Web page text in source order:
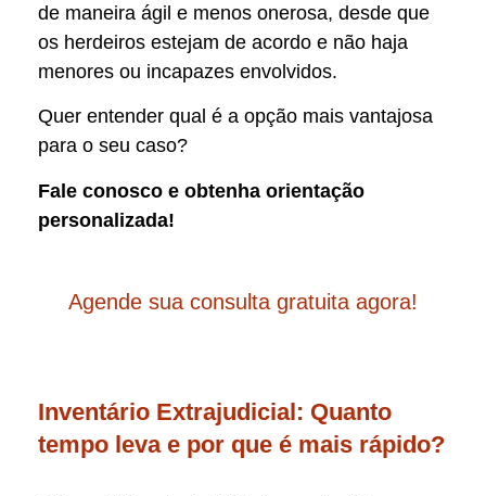
de maneira ágil e menos onerosa, desde que
os herdeiros estejam de acordo e não haja
menores ou incapazes envolvidos.
Quer entender qual é a opção mais vantajosa
para o seu caso?
Fale conosco e obtenha orientação
personalizada!
Agende sua consulta gratuita agora!
Inventário Extrajudicial: Quanto
tempo leva e por que é mais rápido?